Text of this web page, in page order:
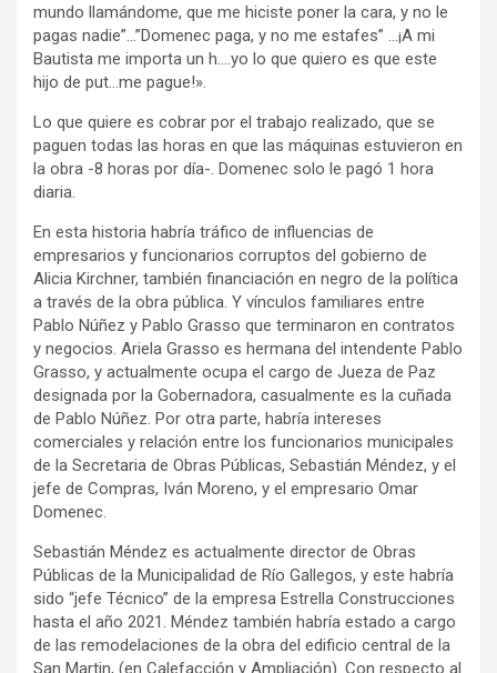
mundo llamándome, que me hiciste poner la cara, y no le
pagas nadie”…”Domenec paga, y no me estafes” …¡A mi
Bautista me importa un h….yo lo que quiero es que este
hijo de put…me pague!».
Lo que quiere es cobrar por el trabajo realizado, que se
paguen todas las horas en que las máquinas estuvieron en
la obra -8 horas por día-. Domenec solo le pagó 1 hora
diaria.
En esta historia habría tráfico de influencias de
empresarios y funcionarios corruptos del gobierno de
Alicia Kirchner, también financiación en negro de la política
a través de la obra pública. Y vínculos familiares entre
Pablo Núñez y Pablo Grasso que terminaron en contratos
y negocios. Ariela Grasso es hermana del intendente Pablo
Grasso, y actualmente ocupa el cargo de Jueza de Paz
designada por la Gobernadora, casualmente es la cuñada
de Pablo Núñez. Por otra parte, habría intereses
comerciales y relación entre los funcionarios municipales
de la Secretaria de Obras Públicas, Sebastián Méndez, y el
jefe de Compras, Iván Moreno, y el empresario Omar
Domenec.
Sebastián Méndez es actualmente director de Obras
Públicas de la Municipalidad de Río Gallegos, y este habría
sido “jefe Técnico” de la empresa Estrella Construcciones
hasta el año 2021. Méndez también habría estado a cargo
de las remodelaciones de la obra del edificio central de la
San Martin, (en Calefacción y Ampliación). Con respecto al